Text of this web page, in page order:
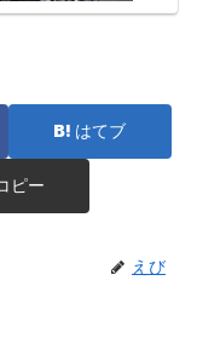
はてブ
ピー
えび